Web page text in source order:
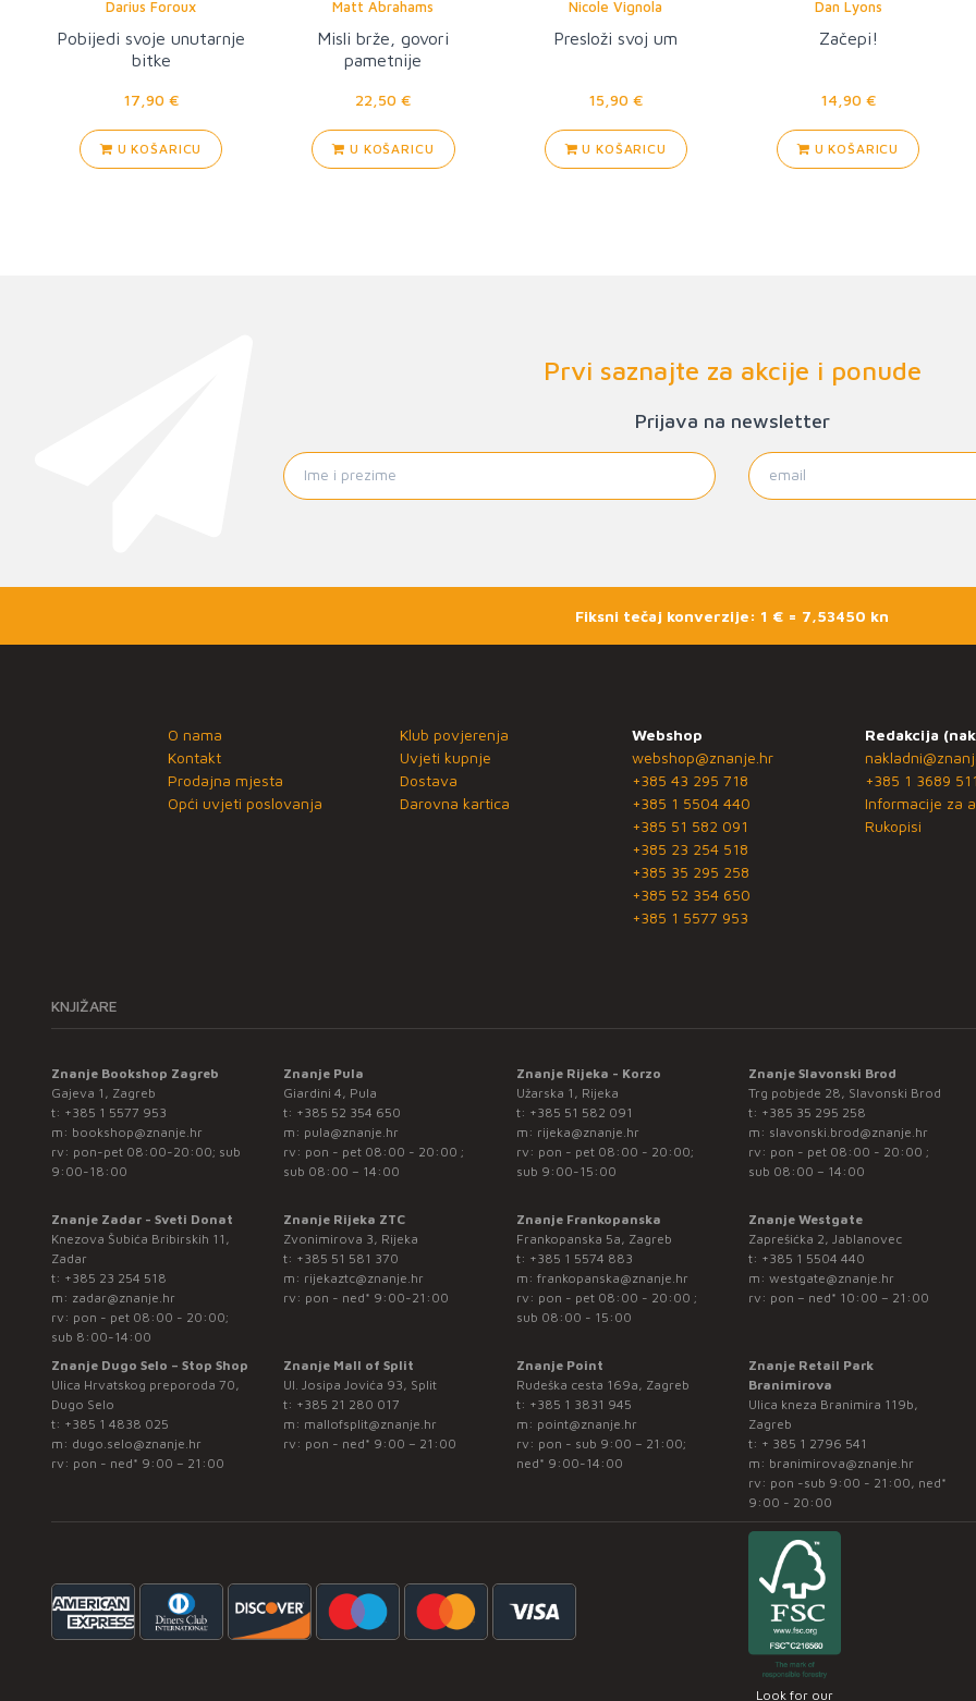
Darius Foroux
Pobijedi svoje unutarnje
bitke
17,90 €
U KOŠARICU
Matt Abrahams
Misli brže, govori
pametnije
22,50 €
U KOŠARICU
Nicole Vignola
Presloži svoj um
15,90 €
U KOŠARICU
Dan Lyons
Začepi!
14,90 €
U KOŠARICU
Prvi saznajte za akcije i ponude
Prijava na newsletter
Fiksni tečaj konverzije: 1 € = 7,53450 kn
O nama
Kontakt
Prodajna mjesta
Opći uvjeti poslovanja
Klub povjerenja
Uvjeti kupnje
Dostava
Darovna kartica
Webshop
webshop@znanje.hr
+385 43 295 718
+385 1 5504 440
+385 51 582 091
+385 23 254 518
+385 35 295 258
+385 52 354 650
+385 1 5577 953
Redakcija
+385 1 3689 511
Informacije za
Rukopisi
KNJIŽARE
Znanje Bookshop Zagreb
Gajeva 1, Zagreb
t: +385 1 5577 953
m: bookshop@znanje.hr
rv: pon-pet 08:00-20:00; sub
9:00-18:00
Znanje Pula
Giardini 4, Pula
t: +385 52 354 650
m: pula@znanje.hr
rv: pon - pet 08:00 - 20:00 ;
sub 08:00 – 14:00
Znanje Rijeka - Korzo
Užarska 1, Rijeka
t: +385 51 582 091
m: rijeka@znanje.hr
rv: pon - pet 08:00 - 20:00;
sub 9:00-15:00
Znanje Slavonski Brod
Trg pobjede 28, Slavonski Brod
t: +385 35 295 258
m: slavonski.brod@znanje.hr
rv: pon - pet 08:00 - 20:00 ;
sub 08:00 – 14:00
Znanje Zadar - Sveti Donat
Knezova Šubića Bribirskih 11,
Zadar
t: +385 23 254 518
m: zadar@znanje.hr
rv: pon - pet 08:00 - 20:00;
sub 8:00-14:00
Znanje Rijeka ZTC
Zvonimirova 3, Rijeka
t: +385 51 581 370
m: rijekaztc@znanje.hr
rv: pon - ned* 9:00-21:00
Znanje Frankopanska
Frankopanska 5a, Zagreb
t: +385 1 5574 883
m: frankopanska@znanje.hr
rv: pon - pet 08:00 - 20:00 ;
sub 08:00 - 15:00
Znanje Westgate
Zaprešićka 2, Jablanovec
t: +385 1 5504 440
m: westgate@znanje.hr
rv: pon – ned* 10:00 – 21:00
Znanje Dugo Selo – Stop Shop
Ulica Hrvatskog preporoda 70,
Dugo Selo
t: +385 1 4838 025
m: dugo.selo@znanje.hr
rv: pon - ned* 9:00 – 21:00
Znanje Mall of Split
Ul. Josipa Jovića 93, Split
t: +385 21 280 017
m: mallofsplit@znanje.hr
rv: pon - ned* 9:00 – 21:00
Znanje Point
Rudeška cesta 169a, Zagreb
t: +385 1 3831 945
m: point@znanje.hr
rv: pon - sub 9:00 – 21:00;
ned* 9:00-14:00
Znanje Retail Park
Branimirova
Ulica kneza Branimira 119b,
Zagreb
t: + 385 1 2796 541
m: branimirova@znanje.hr
rv: pon -sub 9:00 - 21:00, ned*
9:00 - 20:00
Look for our